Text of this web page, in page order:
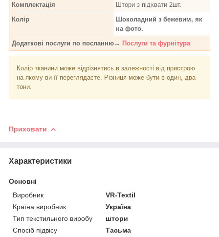
Комплектація
Штори з підхвати 2шт.
Колір
Шоколадний з бежевим, як
на фото.
Додаткові послуги по посланню→ Послуги та фурнітура
Колір тканини може відрізнятись в залежності від пристрою
на якому ви її переглядаєте. Різниця може бути в один, два
тони.
Приховати
Характеристики
Основні
Виробник
VR-Textil
Країна виробник
Україна
Тип текстильного виробу
штори
Спосіб підвісу
Тасьма